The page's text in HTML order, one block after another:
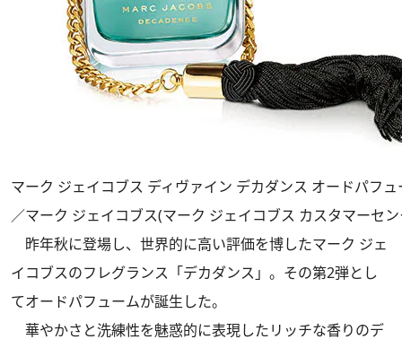
マーク ジェイコブス ディヴァイン デカダンス オードパフ
／マーク ジェイコブス(マーク ジェイコブス カスタマーセ
昨年秋に登場し、世界的に高い評価を博したマーク ジェ
イコブスのフレグランス「デカダンス」。その第2弾とし
てオードパフュームが誕生した。
華やかさと洗練性を魅惑的に表現したリッチな香りのデ